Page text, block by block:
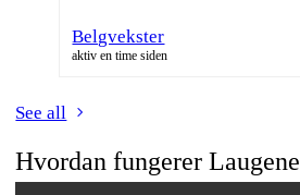
Belgvekster
aktiv en time siden
See all
Hvordan fungerer Laugene